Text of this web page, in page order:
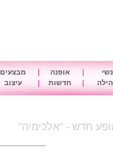
אופנה מבצעים
חדשות עיצוב
חדש - "אלכימיה"